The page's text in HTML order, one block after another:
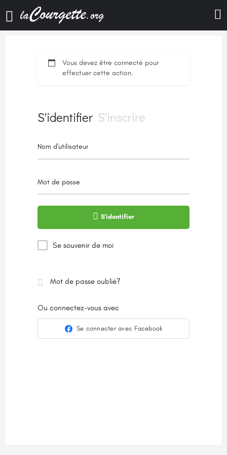
Vous devez être connecté pour
effectuer cette action.
S'identifier S'inscrire
Nom d'utilisateur
Mot de passe
S'identifier
Se souvenir de moi
Mot de passe oublié?
Ou connectez-vous avec
Se connecter avec Facebook